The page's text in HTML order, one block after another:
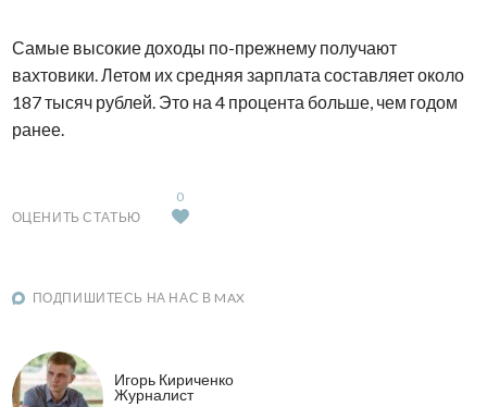
Самые высокие доходы по-прежнему получают
вахтовики. Летом их средняя зарплата составляет около
187 тысяч рублей. Это на 4 процента больше, чем годом
ранее.
ОЦЕНИТЬ СТАТЬЮ
0
ПОДПИШИТЕСЬ НА НАС В MAX
Игорь Кириченко
Журналист